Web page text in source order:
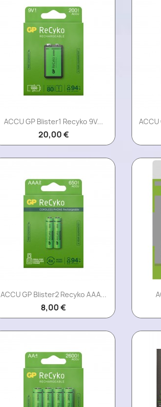
Aperçu rapide
ACCU GP Blister1 Recyko 9V...
20,00 €
ACCU
Aperçu rapide
ACCU GP Blister2 Recyko AAA...
8,00 €